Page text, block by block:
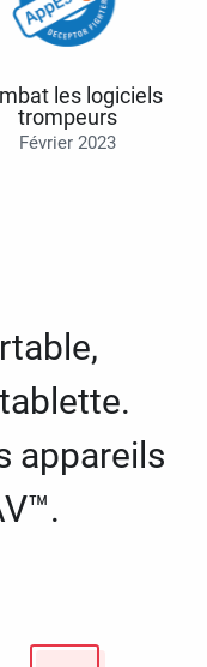
les logiciels
trompeurs
Février 2023
appareils